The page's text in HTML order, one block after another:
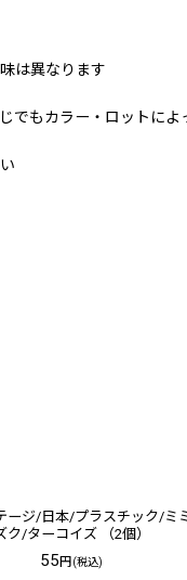
は異なります
でもカラー・ロットに
ージ/日本/プラスチック/ミ
ク/ターコイズ （2個）
55円(税込)